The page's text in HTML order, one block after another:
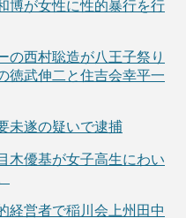
博が女性に性的暴行を行
の西村聡造が八王子祭り
徳武伸二と住吉会幸平一
未遂の疑いで逮捕
木優基が女子高生にわい
経営者で稲川会上州田中